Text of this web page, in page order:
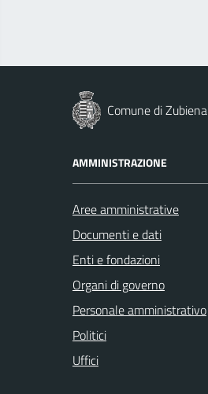
Comune di Zubiena
AMMINISTRAZIONE
Aree amministrative
Documenti e dati
Enti e fondazioni
Organi di governo
Personale amministrativo
Politici
Uffici